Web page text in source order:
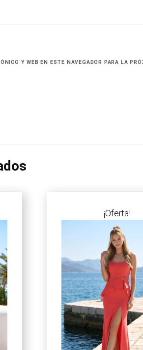
Y WEB EN ESTE NAVEGADOR PARA LA
¡Oferta!